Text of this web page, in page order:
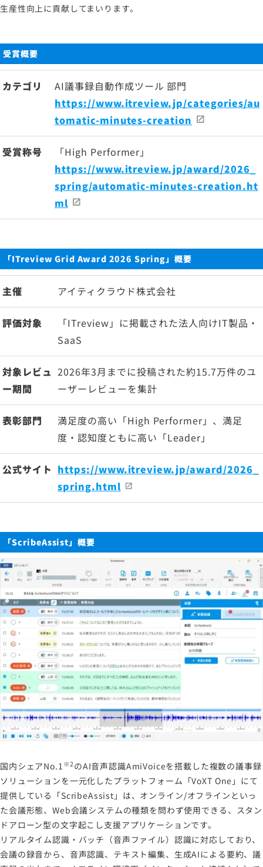
生産性向上に貢献してまいります。
受賞概要
カテゴリ
AI議事録自動作成ツール 部門
https://www.itreview.jp/categories/au
tomatic-minutes-creation
受賞称号
「High Performer」
https://www.itreview.jp/award/2026_
spring/automatic-minutes-creation.ht
ml
「ITreview Grid Award 2026 Spring」概要
主催 アイティクラウド株式会社
評価対象
「ITreview」に掲載された法人向けIT製品・
SaaS
対象レビュ
ー期間
2026年3月までに投稿された約15.7万件のユ
ーザーレビューを集計
表彰部門
満足度の高い「High Performer」、満足
度・認知度ともに高い「Leader」
公式サイト https://www.itreview.jp/award/2026_
spring.html
「ScribeAssist」概要
国内シェアNo.1 ※2 のAI音声認識AmiVoiceを搭載した複数の議事録
ソリューションを一元化したプラットフォーム「VoXT One」にて
提供している「ScribeAssist」は、オンライン/オフラインといっ
た会議形態、Web会議システムの種類を問わず使用できる、スタン
ドアローン型の文字起こし支援アプリケーションです。
リアルタイム認識・バッチ（音声ファイル）認識に対応しており、
会議の録音から、音声認識、テキスト編集、生成AIによる要約、議